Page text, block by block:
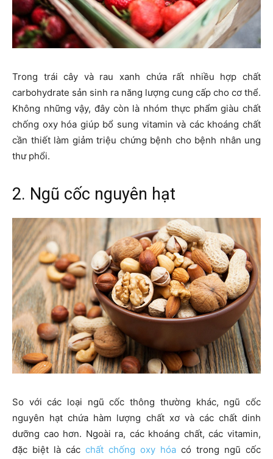
Trong trái cây và rau xanh chứa rất nhiều hợp chất
carbohydrate sản sinh ra năng lượng cung cấp cho cơ thể.
Không những vậy, đây còn là nhóm thực phẩm giàu chất
chống oxy hóa giúp bổ sung vitamin và các khoáng chất
cần thiết làm giảm triệu chứng bệnh cho bệnh nhân ung
thư phổi.
2. Ngũ cốc nguyên hạt
So với các loại ngũ cốc thông thường khác, ngũ cốc
nguyên hạt chứa hàm lượng chất xơ và các chất dinh
dưỡng cao hơn. Ngoài ra, các khoáng chất, các vitamin,
đặc biệt là các chất chống oxy hóa có trong ngũ cốc